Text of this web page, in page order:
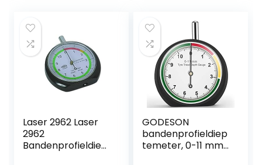
Laser 2962 Laser
2962
Bandenprofieldiep
GODESON
bandenprofieldiep
temeter, 0-11 mm